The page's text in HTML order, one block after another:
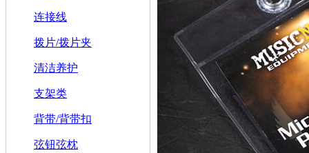
连接线
拨片/拨片夹
清洁养护
支架类
背带/背带扣
弦钮弦枕